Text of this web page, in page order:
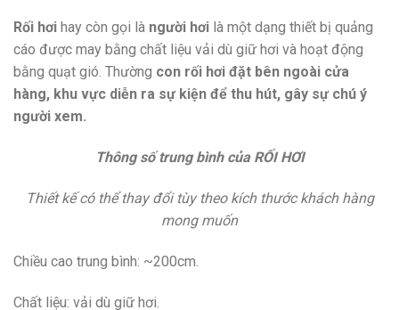
Rối hơi hay còn gọi là người hơi là một dạng thiết bị quảng
cáo được may bằng chất liệu vải dù giữ hơi và hoạt động
bằng quạt gió. Thường con rối hơi đặt bên ngoài cửa
hàng, khu vực diễn ra sự kiện để thu hút, gây sự chú ý
người xem.
Thông số trung bình của RỐI HƠI
Thiết kế có thể thay đổi tùy theo kích thước khách hàng
mong muốn
Chiều cao trung bình: ~200cm.
Chất liệu: vải dù giữ hơi.